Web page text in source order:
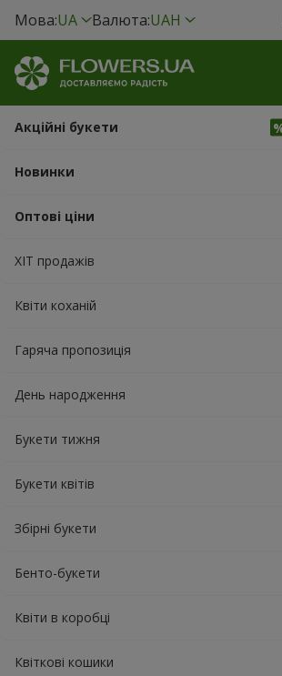
Мова:UA Валюта:UAH
Акційні букети
Новинки
Оптові ціни
ХІТ продажів
Квіти коханій
Гаряча пропозиція
День народження
Букети тижня
Букети квітів
Збірні букети
Бенто-букети
Квіти в коробці
Квіткові кошики